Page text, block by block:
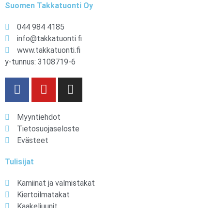
Suomen Takkatuonti Oy
044 984 4185
info@takkatuonti.fi
www.takkatuonti.fi
y-tunnus: 3108719-6
Myyntiehdot
Tietosuojaseloste
Evästeet
Tulisijat
Kamiinat ja valmistakat
Kiertoilmatakat